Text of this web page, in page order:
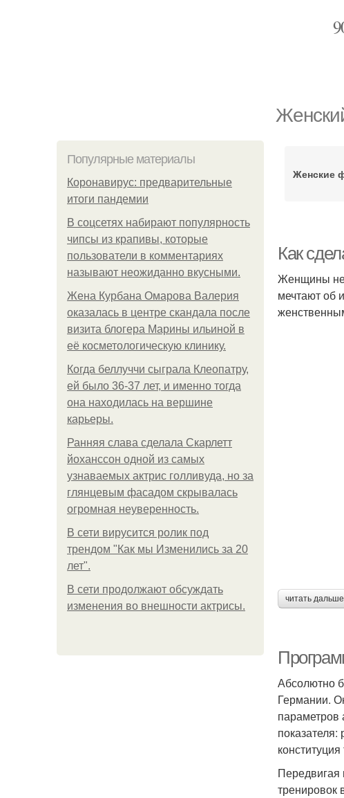
Популярные материалы
Коронавирус: предварительные
итоги пандемии
В соцсетях набирают популярность
чипсы из крапивы, которые
пользователи в комментариях
называют неожиданно вкусными.
Жена Курбана Омарова Валерия
оказалась в центре скандала после
визита блогера Марины ильиной в
её косметологическую клинику.
Когда беллуччи сыграла Клеопатру,
ей было 36-37 лет, и именно тогда
она находилась на вершине
карьеры.
Ранняя слава сделала Скарлетт
йоханссон одной из самых
узнаваемых актрис голливуда, но за
глянцевым фасадом скрывалась
огромная неуверенность.
В сети вирусится ролик под
трендом "Как мы Изменились за 20
лет".
В сети продолжают обсуждать
изменения во внешности актрисы.
Женские
Как
Женщины
мечтают об
читать
Абсолютно
Германии.
параметров
Передвигая
тренировок